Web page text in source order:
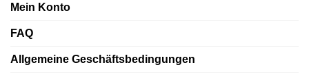
Mein Konto
FAQ
Allgemeine Geschäftsbedingungen